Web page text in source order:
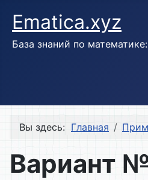
Ematica.xyz
База знаний по
Вы здесь: Главная
Вариант